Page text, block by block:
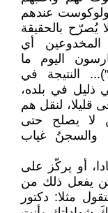
عندهم
يُصرّح بالحقيقة
أي
اليوم ما
النتيجة في
ذليل في بلده،
قليلا، لنقل هم
يصلح حتى
والسجنُ غياب
أو يركّز على
يفعل ذلك من
مثلا: دكتور